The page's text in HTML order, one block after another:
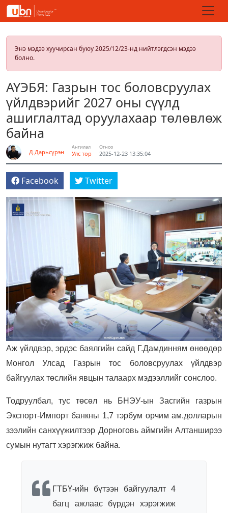
Энэ мэдээ хуучирсан буюу 2025/12/23-нд нийтлэгдсэн мэдээ
болно.
АҮЭБЯ: Газрын тос боловсруулах
үйлдвэрийг 2027 оны сүүлд
ашиглалтад оруулахаар төлөвлөж
байна
Д.Дарьсүрэн
Ангилал
Улс төр
Огноо
2025-12-23 13:35:04
Facebook Twitter
Аж үйлдвэр, эрдэс баялгийн сайд Г.Дамдинням өнөөдөр
Монгол Улсад Газрын тос боловсруулах үйлдвэр
байгуулах төслийн явцын талаарх мэдээллийг сонслоо.
Тодруулбал, тус төсөл нь БНЭУ-ын Засгийн газрын
Экспорт-Импорт банкны 1,7 тэрбум орчим ам.долларын
зээлийн санхүүжилтээр Дорноговь аймгийн Алтанширээ
сумын нутагт хэрэгжиж байна.
ГТБҮ-ийн бүтээн байгуулалт 4
багц ажлаас бүрдэн хэрэгжиж